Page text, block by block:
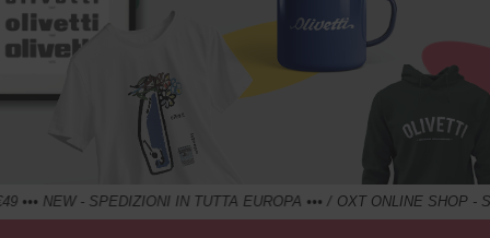
SPEDIZIONI IN TUTTA EUROPA ••• / OXT ONLINE SHOP -